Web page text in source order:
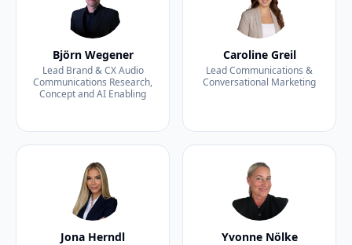
Björn Wegener
Lead Brand & CX Audio
Communications Research,
Concept and AI Enabling
Caroline Greil
Lead Communications &
Conversational Marketing
Jona Herndl Yvonne Nölke